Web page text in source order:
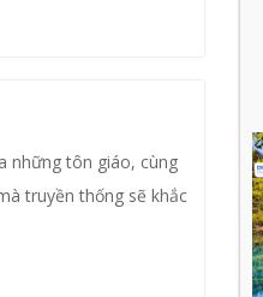
những tôn giáo, cùng
truyền thống sẽ khắc